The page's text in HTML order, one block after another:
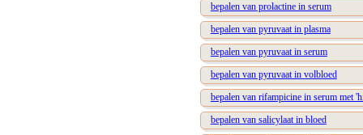
bepalen van prolactine in serum
bepalen van pyruvaat in plasma
bepalen van pyruvaat in serum
bepalen van pyruvaat in volbloed
bepalen van rifampicine in serum met
bepalen van salicylaat in bloed